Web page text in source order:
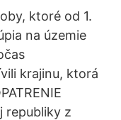
ktoré od 1.
na územie
krajinu, ktorá
republiky z